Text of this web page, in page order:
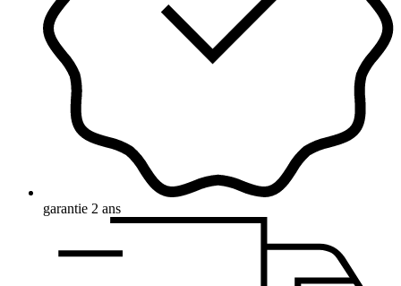
garantie 2 ans